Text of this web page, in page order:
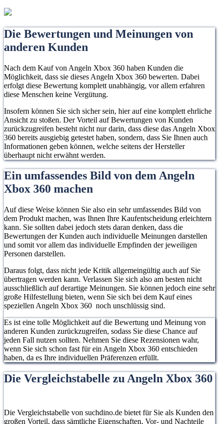
Die Bewertungen und Meinungen von
anderen Kunden
Nach dem Kauf von Angeln Xbox 360 haben Kunden die
Möglichkeit, dass sie dieses Angeln Xbox 360 bewerten. Dabei
erfolgt diese Bewertung komplett unabhängig, vor allem erfahren
diese Menschen keine Vergütung.
Insofern können Sie sich sicher sein, hier auf eine komplett ehrliche
Ansicht zu stoßen. Der Vorteil auf Bewertungen von Kunden
zurückzugreifen besteht nicht nur darin, dass diese das Angeln Xbox
360 bereits ausgiebig getestet haben, sondern, dass Sie Ihnen auch
Informationen geben können, welche seitens der Hersteller
überhaupt nicht erwähnt werden.
Ein umfassendes Bild von dem Angeln
Xbox 360 machen
Auf diese Weise können Sie also ein sehr umfassendes Bild von
dem Produkt machen, was Ihnen Ihre Kaufentscheidung erleichtern
kann. Sie sollten dabei jedoch stets daran denken, dass die
Bewertungen der Kunden auch individuelle Meinungen darstellen
und somit vor allem das individuelle Empfinden der jeweiligen
Personen darstellen.
Daraus folgt, dass nicht jede Kritik allgemeingültig auch auf Sie
übertragen werden kann. Verlassen Sie sich also am besten nicht
ausschließlich auf derartige Meinungen. Sie können jedoch eine sehr
große Hilfestellung bieten, wenn Sie sich bei dem Kauf eines
speziellen Angeln Xbox 360 noch unschlüssig sind.
Es ist eine tolle Möglichkeit auf die Bewertung und Meinung von
anderen Kunden zurückzugreifen, sodass Sie diese Chance auf
jeden Fall nutzen sollten. Nehmen Sie diese Rezensionen wahr,
wenn Sie sich schon fast für ein Angeln Xbox 360 entschieden
haben, da es Ihre individuellen Präferenzen erfüllt.
Die Vergleichstabelle zu Angeln Xbox 360
Die Vergleichstabelle von suchdino.de bietet für Sie als Kunden den
großen Vorteil, dass sämtliche Eigenschaften, Vor- und Nachteile